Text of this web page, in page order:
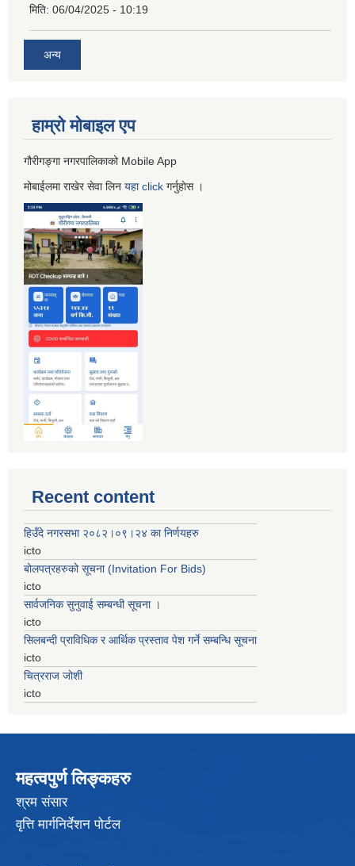
मिति: 06/04/2025 - 10:19
अन्य
हाम्रो माेबाइल एप
गौरीगङ्गा नगरपालिकाको Mobile App
मोबाईलमा राखेर सेवा लिन यहाclick गर्नुहाेस ।
Recent content
हिउँदे नगरसभा २०८२।०९।२४ का निर्णयहरु
icto
बोलपत्रहरुको सूचना (Invitation For Bids)
icto
सार्वजनिक सुनुवाई सम्बन्धी सूचना ।
icto
सिलबन्दी प्राविधिक र आर्थिक प्रस्ताव पेश गर्ने सम्बन्धि सूचना
icto
चित्रराज जोशी
icto
महत्वपुर्ण लिङ्कहरु
श्रम संसार
वृत्ति मार्गनिर्देशन पोर्टल